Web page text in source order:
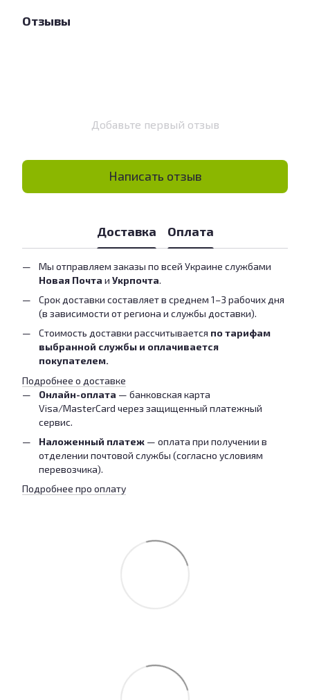
Отзывы
Добавьте первый отзыв
Написать отзыв
Доставка Оплата
Мы отправляем заказы по всей Украине службами
Новая Почта и Укрпочта.
Срок доставки составляет в среднем 1–3 рабочих дня
(в зависимости от региона и службы доставки).
Стоимость доставки рассчитывается по тарифам
выбранной службы и оплачивается
покупателем.
Подробнее о доставке
Онлайн-оплата — банковская карта
Visa/MasterCard через защищенный платежный
сервис.
Наложенный платеж — оплата при получении в
отделении почтовой службы (согласно условиям
перевозчика).
Подробнее про оплату